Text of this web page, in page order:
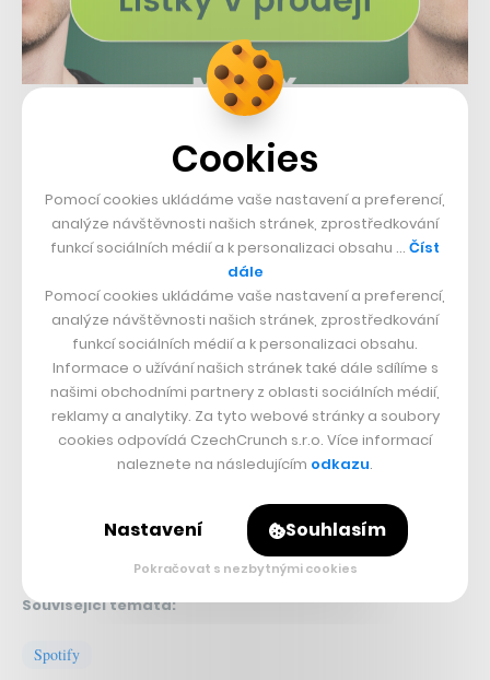
Rozšíření pro iMessage přichází s nejnovější aktualizací
Spotify a všem, kteří mají povolenou automatickou
instalaci vybraných aplikací v rozhraní iMessage, se
objeví ihned v příslušném panelu. Pokud ne, je možné
si jej zdarma stáhnout z iMessage App Store.
Foto: Olle Eriksson,Flickr
Nepřehlédněte:
Související témata:
Spotify
Cookies
Pomocí cookies ukládáme vaše nastavení a preferencí,
analýze návštěvnosti našich stránek, zprostředkování
funkcí sociálních médií a k personalizaci obsahu … Číst
dále
Pomocí cookies ukládáme vaše nastavení a preferencí,
analýze návštěvnosti našich stránek, zprostředkování
funkcí sociálních médií a k personalizaci obsahu.
Informace o užívání našich stránek také dále sdílíme s
našimi obchodními partnery z oblasti sociálních médií,
reklamy a analytiky. Za tyto webové stránky a soubory
cookies odpovídá CzechCrunch s.r.o. Více informací
naleznete na následujícím odkazu.
Nastavení Souhlasím
Pokračovat s nezbytnými cookies